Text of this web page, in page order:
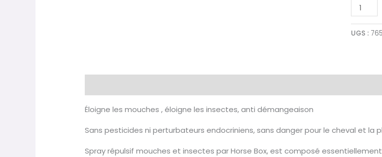
UGS :
Éloigne les mouches , éloigne les insectes, anti démangeaison
Sans pesticides ni perturbateurs endocriniens, sans danger pour le cheval et la
Spray répulsif mouches et insectes par Horse Box, est composé